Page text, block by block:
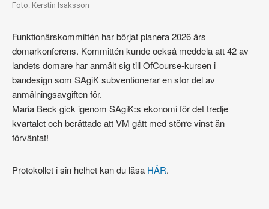
Foto: Kerstin Isaksson
Funktionärskommittén har börjat planera 2026 års
domarkonferens. Kommittén kunde också meddela att 42 av
landets domare har anmält sig till OfCourse-kursen i
bandesign som SAgiK subventionerar en stor del av
anmälningsavgiften för.
Maria Beck gick igenom SAgiK:s ekonomi för det tredje
kvartalet och berättade att VM gått med större vinst än
förväntat!
Protokollet i sin helhet kan du läsa HÄR.